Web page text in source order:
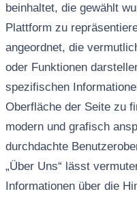
beinhaltet, die gewählt
Plattform zu
angeordnet, die
oder Funktionen
spezifischen
Oberfläche der Seite zu
modern und grafisch
durchdachte
„Über Uns“ lässt
Informationen über die